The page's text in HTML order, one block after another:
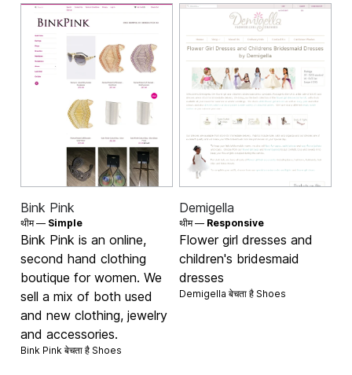
Bink Pink
थीम — Simple
Bink Pink is an online,
second hand clothing
boutique for women. We
sell a mix of both used
and new clothing, jewelry
and accessories.
Bink Pink बेचता है Shoes
Demigella
थीम — Responsive
Flower girl dresses and
children's bridesmaid
dresses
Demigella बेचता है Shoes